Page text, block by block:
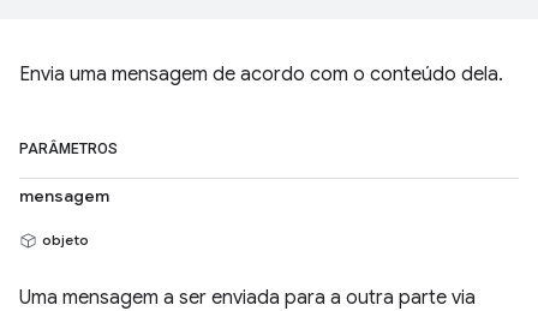
Envia uma mensagem de acordo com o conteúdo dela.
PARÂMETROS
mensagem
objeto
Uma mensagem a ser enviada para a outra parte via